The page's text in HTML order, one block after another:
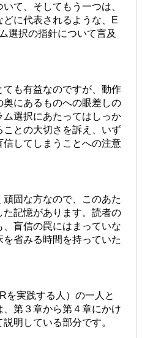
て、そしてもう一つは、
どに代表されるような、E
選択の指針について言及
も有益なのですが、動作
にあるものへの眼差しの
選択にあたってはしっか
ことの大切さを訴え、いず
してしまうことへの注意
固な方なので、このあた
た記憶があります。読者の
盲信の罠にはまっていな
省みる時間を持っていた
を実践する人）の一人と
第３章から第４章にかけ
明している部分です。